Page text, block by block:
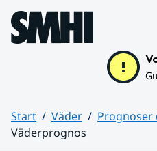
Hoppa till sidans innehåll
Start Väder
Prognoser
Väderprognos